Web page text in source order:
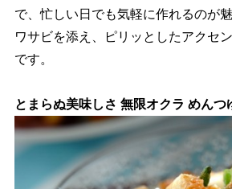
で、忙しい日でも気軽に作れるのが
ワサビを添え、ピリッとしたアクセ
です。
とまらぬ美味しさ 無限オクラ めんつ